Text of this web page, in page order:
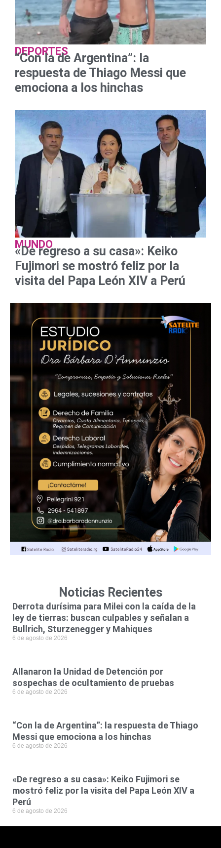
DEPORTES
“Con la de Argentina”: la
respuesta de Thiago Messi que
emociona a los hinchas
MUNDO
«De regreso a su casa»: Keiko
Fujimori se mostró feliz por la
visita del Papa León XIV a Perú
Noticias Recientes
Derrota durísima para Milei con la caída de la
ley de tierras: buscan culpables y señalan a
Bullrich, Sturzenegger y Mahiques
6 de agosto de 2026
Allanaron la Unidad de Detención por
sospechas de ocultamiento de pruebas
6 de agosto de 2026
“Con la de Argentina”: la respuesta de Thiago
Messi que emociona a los hinchas
6 de agosto de 2026
«De regreso a su casa»: Keiko Fujimori se
mostró feliz por la visita del Papa León XIV a
Perú
6 de agosto de 2026